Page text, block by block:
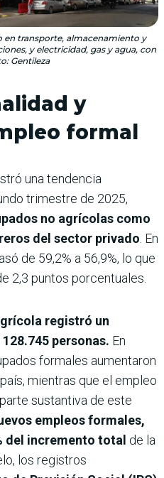
en transporte, almacenamiento y
y electricidad, gas y agua, con
Gentileza
y
formal
una tendencia
trimestre de 2025,
no agrícolas como
del sector privado. En
de 59,2% a 56,9%, lo que
2,3 puntos porcentuales.
registró un
personas. En
formales aumentaron
mientras que el empleo
sustantiva de este
empleos formales,
del incremento total de la
los registros